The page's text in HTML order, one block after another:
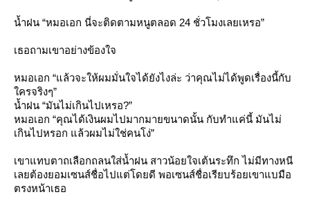
น้ำฝน “หมอเอก นี่จะติดตามหนูตลอด 24 ชั่วโมงเลยเหรอ”
เธอถามเขาอย่างข้องใจ
หมอเอก “แล้วจะให้ผมมั่นใจได้ยังไงล่ะ ว่าคุณไม่ได้พูดเรื่องนี้กับ
ครจริงๆ”
น้ำฝน “มันไม่เกินไปเหรอ?”
หมอเอก “คุณได้เงินผมไปมากมายขนาดนั้น กับทำแค่นี้ มันไม่
เกินไปหรอก แล้วผมไม่ใช่คนโง่”
เขาแทบตาถเลือกถลนใส่น้ำฝน สาวน้อยใจเต้นระทึก ไม่มีทางหนี
เลยต้องยอมเซนส์ชื่อไปแต่โดยดี พอเซนส์ชื่อเรียบร้อยเขาแบมือ
ตรงหน้าเธอ